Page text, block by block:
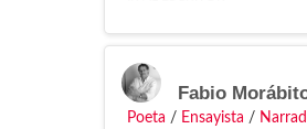
Fabio
Poeta / Ensayista /